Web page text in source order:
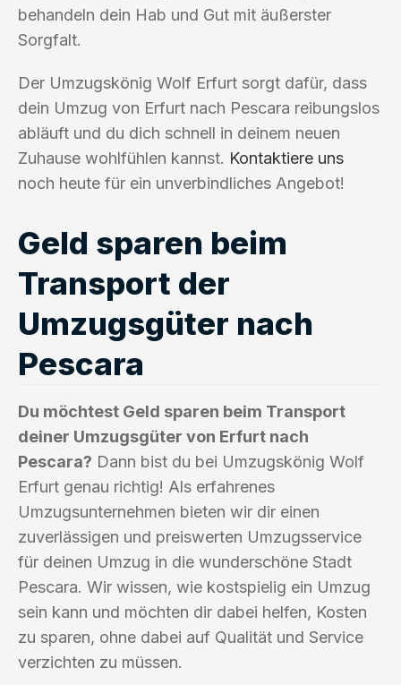
behandeln dein Hab und Gut mit äußerster
Sorgfalt.
Der Umzugskönig Wolf Erfurt sorgt dafür, dass
dein Umzug von Erfurt nach Pescara reibungslos
abläuft und du dich schnell in deinem neuen
Zuhause wohlfühlen kannst. Kontaktiere uns
noch heute für ein unverbindliches Angebot!
Geld sparen beim
Transport der
Umzugsgüter nach
Pescara
Du möchtest Geld sparen beim Transport
deiner Umzugsgüter von Erfurt nach
Pescara? Dann bist du bei Umzugskönig Wolf
Erfurt genau richtig! Als erfahrenes
Umzugsunternehmen bieten wir dir einen
zuverlässigen und preiswerten Umzugsservice
für deinen Umzug in die wunderschöne Stadt
Pescara. Wir wissen, wie kostspielig ein Umzug
sein kann und möchten dir dabei helfen, Kosten
zu sparen, ohne dabei auf Qualität und Service
verzichten zu müssen.